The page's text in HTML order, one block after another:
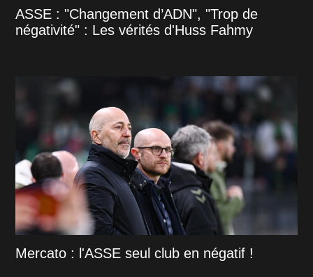
ASSE : "Changement d’ADN", "Trop de
négativité" : Les vérités d'Huss Fahmy
Mercato : l'ASSE seul club en négatif !